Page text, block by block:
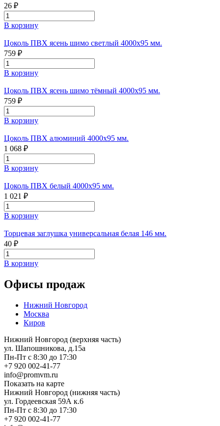
26 ₽
В корзину
Цоколь ПВХ ясень шимо светлый 4000х95 мм.
759 ₽
В корзину
Цоколь ПВХ ясень шимо тёмный 4000х95 мм.
759 ₽
В корзину
Цоколь ПВХ алюминий 4000х95 мм.
1 068 ₽
В корзину
Цоколь ПВХ белый 4000х95 мм.
1 021 ₽
В корзину
Торцевая заглушка универсальная белая 146 мм.
40 ₽
В корзину
Офисы продаж
Нижний Новгород
Москва
Киров
Нижний Новгород (верхняя часть)
ул. Шапошникова, д.15а
Пн-Пт с 8:30 до 17:30
+7 920 002-41-77
info@promvm.ru
Показать на карте
Нижний Новгород (нижняя часть)
ул. Гордеевская 59А к.6
Пн-Пт с 8:30 до 17:30
+7 920 002-41-77